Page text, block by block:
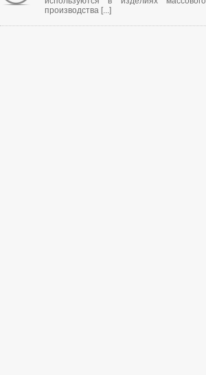
производства [...]